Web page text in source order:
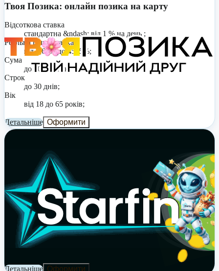
Твоя Позика: онлайн позика на карту
Відсоткова ставка
стандартна &ndash; від 1 % на день ;
Реальна річна ставка
від 3,65% до 4545%;
Сума
до 20 000 грн;
Строк
до 30 днів;
Вік
від 18 до 65 років;
Детальніше Оформити
Україна
StarFin: онлайн позика на карту
Відсоткова ставка
0,01% на день;
Реальна річна ставка
від 3,65% до 4545%;
Сума
до 20 000 грн;
Строк
до 30 днів;
від 18 до 65 років;
Детальніше Оформити